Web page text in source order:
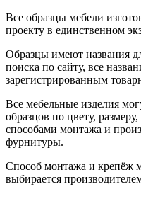
Все образцы мебели
проекту в единственном
Образцы имеют названия
поиска по сайту, все
зарегистрированным
Все мебельные изделия
образцов по цвету,
способами монтажа и
фурнитуры.
Способ монтажа и крепёж
выбирается